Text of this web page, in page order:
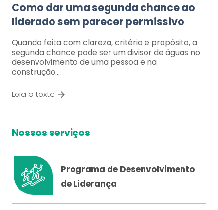
Como dar uma segunda chance ao
liderado sem parecer permissivo
Quando feita com clareza, critério e propósito, a
segunda chance pode ser um divisor de águas no
desenvolvimento de uma pessoa e na
construção…
Leia o texto
Nossos serviços
Programa de Desenvolvimento
de Liderança